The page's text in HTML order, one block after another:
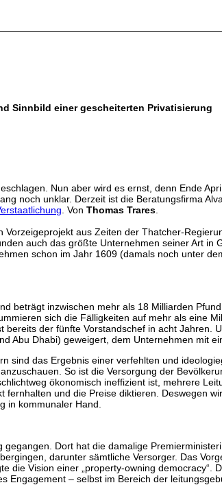
Sinnbild einer gescheiterten Privatisierung
Nun aber wird es ernst, denn Ende
noch unklar. Derzeit ist die Beratungsfirma
. VonThomas Trares
aus Zeiten der Thatcher-
auch das größte Unternehmen seiner Art
schon im Jahr 1609 (damals noch unter
beträgt inzwischen mehr als 18 Milliarden
sich die Fälligkeiten auf mehr als eine
der fünfte Vorstandschef in acht Jahren.
Abu Dhabi) geweigert, dem Unternehmen mit
sind das Ergebnis einer verfehlten und
So ist die Versorgung der
ökonomisch ineffizient ist, mehrere
und die Preise diktieren. Deswegen
in kommunaler Hand.
Dort hat die damalige
darunter sämtliche Versorger. Das
die Vision einer „property-owning democracy“.
Engagement – selbst im Bereich der